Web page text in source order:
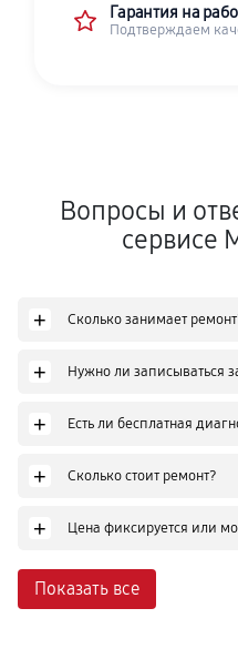
Гарантия на
Подтверждаем
Вопросы и
сервисе
+ Сколько занимает
+ Нужно ли записываться
+ Есть ли бесплатная
+ Сколько стоит ремонт?
+ Цена фиксируется или
Показать все